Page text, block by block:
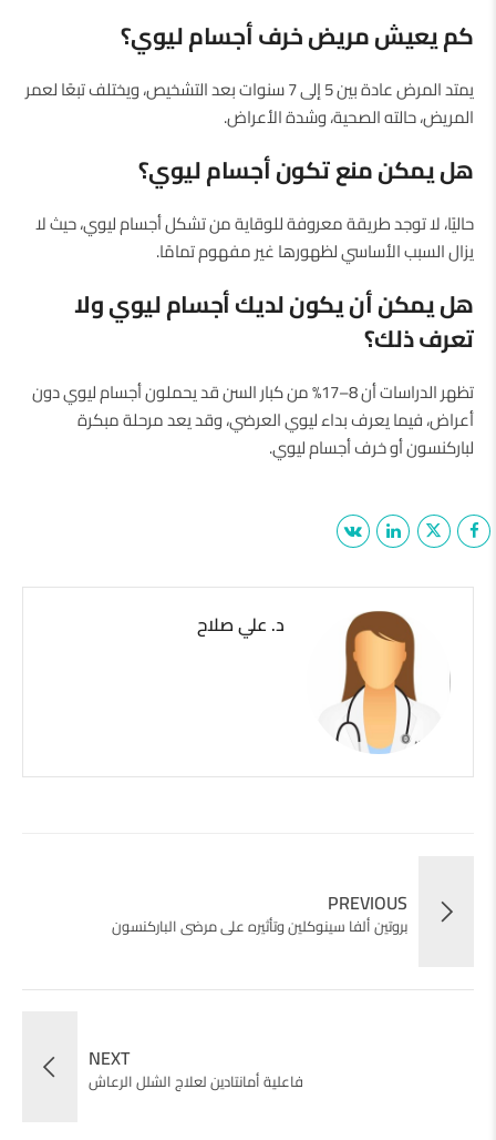
كم يعيش مريض خرف أجسام ليوي؟
يمتد المرض عادة بين 5 إلى 7 سنوات بعد التشخيص، ويختلف تبعًا لعمر
المريض، حالته الصحية، وشدة الأعراض.
هل يمكن منع تكون أجسام ليوي؟
حاليًا، لا توجد طريقة معروفة للوقاية من تشكل أجسام ليوي، حيث لا
يزال السبب الأساسي لظهورها غير مفهوم تمامًا.
هل يمكن أن يكون لديك أجسام ليوي ولا
تعرف ذلك؟
تظهر الدراسات أن 8–17% من كبار السن قد يحملون أجسام ليوي دون
أعراض، فيما يعرف بداء ليوي العرضي، وقد يعد مرحلة مبكرة
لباركنسون أو خرف أجسام ليوي.
د. علي صلاح
PREVIOUS
بروتين ألفا سينوكلين وتأثيره على مرضى الباركنسون
NEXT
فاعلية أمانتادين لعلاج الشلل الرعاش